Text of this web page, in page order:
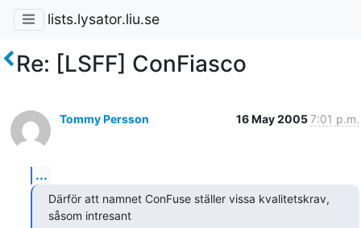
lists.lysator.liu.se
Re: [LSFF] ConFiasco
Tommy Persson 16 May 20057:01 p.m.
...
Därför att namnet ConFuse ställer vissa kvalitetskrav,
såsom intresant